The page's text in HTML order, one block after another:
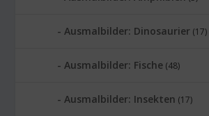
Ausmalbilder: Dinosaurier (17)
Ausmalbilder: Fische (48)
Ausmalbilder: Insekten (17)